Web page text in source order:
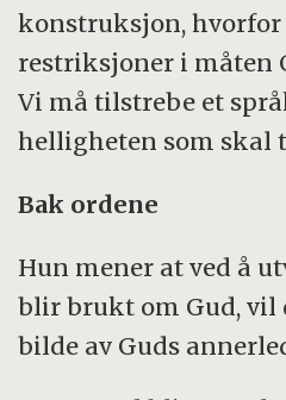
konstruksjon, hvorfor
restriksjoner i måten
Vi må tilstrebe et
helligheten som skal
Bak ordene
Hun mener at ved å
blir brukt om Gud, vil
bilde av Guds